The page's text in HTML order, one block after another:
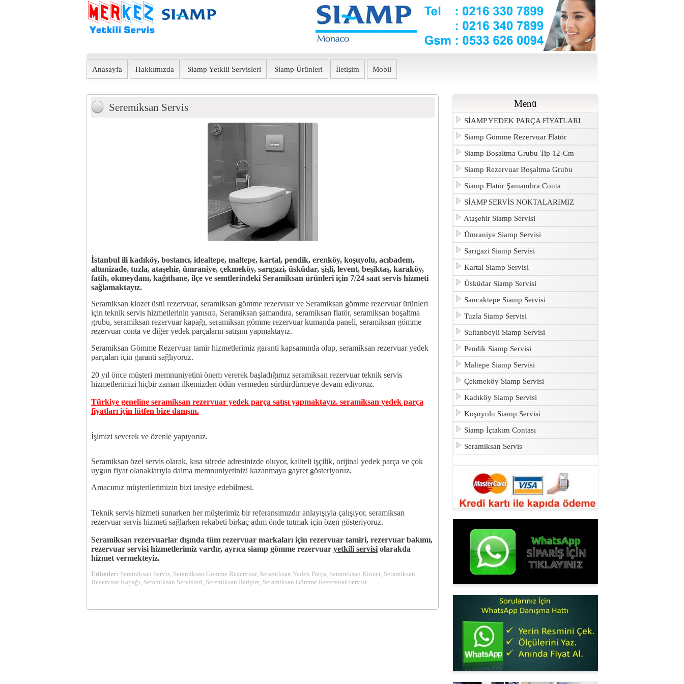
Anasayfa Hakkımızda Siamp Yetkili Servisleri Siamp Ürünleri İletişim Mobil
Menü
SİAMP YEDEK PARÇA FİYATLARI
Siamp Gömme Rezervuar Flatör
Siamp Boşaltma Grubu Tip 12-Cm
Siamp Rezervuar Boşaltma Grubu
Siamp Flatör Şamandıra Conta
SİAMP SERVİS NOKTALARIMIZ
Ataşehir Siamp Servisi
Ümraniye Siamp Servisi
Sarıgazi Siamp Servisi
Kartal Siamp Servisi
Üsküdar Siamp Servisi
Sancaktepe Siamp Servisi
Tuzla Siamp Servisi
Sultanbeyli Siamp Servisi
Pendik Siamp Servisi
Maltepe Siamp Servisi
Çekmeköy Siamp Servisi
Kadıköy Siamp Servisi
Koşuyolu Siamp Servisi
Siamp İçtakım Contası
Seramiksan Servis
Seremiksan Servis
İstanbul ili kadıköy, bostancı, idealtepe, maltepe, kartal, pendik, erenköy, koşuyolu, acıbadem,
altunizade, tuzla, ataşehir, ümraniye, çekmeköy, sarıgazi, üsküdar, şişli, levent, beşiktaş, karaköy,
fatih, okmeydanı, kağıthane, ilçe ve semtlerindeki Seramiksan ürünleri için 7/24 saat servis hizmeti
sağlamaktayız.
Seramiksan klozet üstü rezervuar, seramiksan gömme rezervuar ve Seramiksan gömme rezervuar ürünleri
için teknik servis hizmetlerinin yanısıra, Seramiksan şamandıra, seramiksan flatör, seramiksan boşaltma
grubu, seramiksan rezervuar kapağı, seramiksan gömme rezervuar kumanda paneli, seramiksan gömme
rezervuar conta ve diğer yedek parçaların satışını yapmaktayız.
Seramiksan Gömme Rezervuar tamir hizmetlerimiz garanti kapsamında olup, seramiksan rezervuar yedek
parçaları için garanti sağlıyoruz.
20 yıl önce müşteri memnuniyetini önem vererek başladığımız seramiksan rezervuar teknik servis
hizmetlerimizi hiçbir zaman ilkemizden ödün vermeden sürdürdürmeye devam ediyoruz.
Türkiye geneline seramiksan rezervuar yedek parça satışı yapmaktayız. seramiksan yedek parça
fiyatları için lütfen bize danışın.
İşimizi severek ve özenle yapıyoruz.
Seramiksan özel servis olarak, kısa sürede adresinizde oluyor, kaliteli işçilik, orijinal yedek parça ve çok
uygun fiyat olanaklarıyla daima memnuniyetinizi kazanmaya gayret gösteriyoruz.
Amacımız müşterilerimizin bizi tavsiye edebilmesi.
Teknik servis hizmeti sunarken her müşterimiz bir referansımızdır anlayışıyla çalışıyor, seramiksan
rezervuar servis hizmeti sağlarken rekabeti birkaç adım önde tutmak için özen gösteriyoruz.
Seramiksan rezervuarlar dışında tüm rezervuar markaları için rezervuar tamiri, rezervuar bakımı,
rezervuar servisi hizmetlerimiz vardır, ayrıca siamp gömme rezervuar yetkili servisiolarakda
hizmet vermekteyiz.
Etiketler: Seramiksan Servis, Seramiksan Gömme Rezervuar, Seramiksan Yedek Parça, Seramiksan Klozet, Seramiksan
Rezervuar Kapağı, Seramiksan Servisleri, Seremiksan İletişim, Seramiksan Gömme Rezervuar Servisi